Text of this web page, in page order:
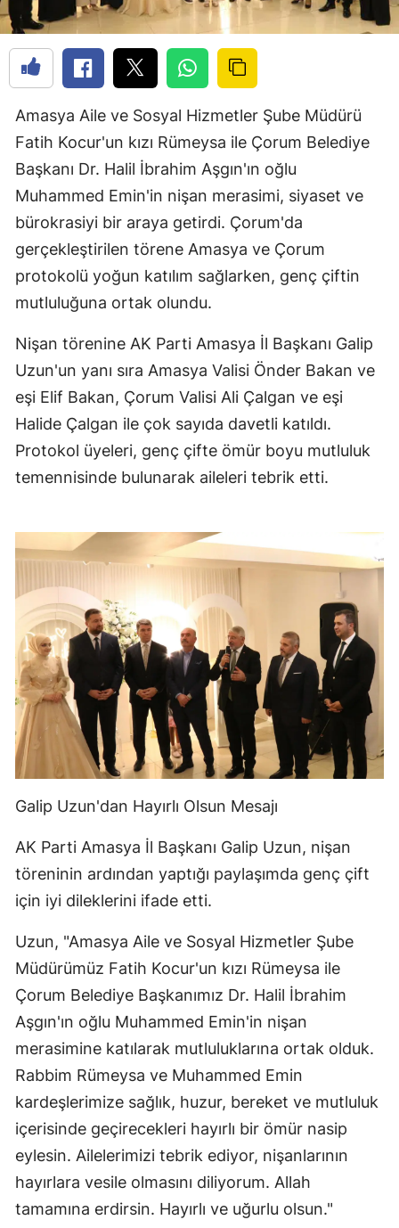
Amasya Aile ve Sosyal Hizmetler Şube Müdürü
Fatih Kocur'un kızı Rümeysa ile Çorum Belediye
Başkanı Dr. Halil İbrahim Aşgın'ın oğlu
Muhammed Emin'in nişan merasimi, siyaset ve
bürokrasiyi bir araya getirdi. Çorum'da
gerçekleştirilen törene Amasya ve Çorum
protokolü yoğun katılım sağlarken, genç çiftin
mutluluğuna ortak olundu.
Nişan törenine AK Parti Amasya İl Başkanı Galip
Uzun'un yanı sıra Amasya Valisi Önder Bakan ve
eşi Elif Bakan, Çorum Valisi Ali Çalgan ve eşi
Halide Çalgan ile çok sayıda davetli katıldı.
Protokol üyeleri, genç çifte ömür boyu mutluluk
temennisinde bulunarak aileleri tebrik etti.
Galip Uzun'dan Hayırlı Olsun Mesajı
AK Parti Amasya İl Başkanı Galip Uzun, nişan
töreninin ardından yaptığı paylaşımda genç çift
için iyi dileklerini ifade etti.
Uzun, "Amasya Aile ve Sosyal Hizmetler Şube
Müdürümüz Fatih Kocur'un kızı Rümeysa ile
Çorum Belediye Başkanımız Dr. Halil İbrahim
Aşgın'ın oğlu Muhammed Emin'in nişan
merasimine katılarak mutluluklarına ortak olduk.
Rabbim Rümeysa ve Muhammed Emin
kardeşlerimize sağlık, huzur, bereket ve mutluluk
içerisinde geçirecekleri hayırlı bir ömür nasip
eylesin. Ailelerimizi tebrik ediyor, nişanlarının
hayırlara vesile olmasını diliyorum. Allah
tamamına erdirsin. Hayırlı ve uğurlu olsun."